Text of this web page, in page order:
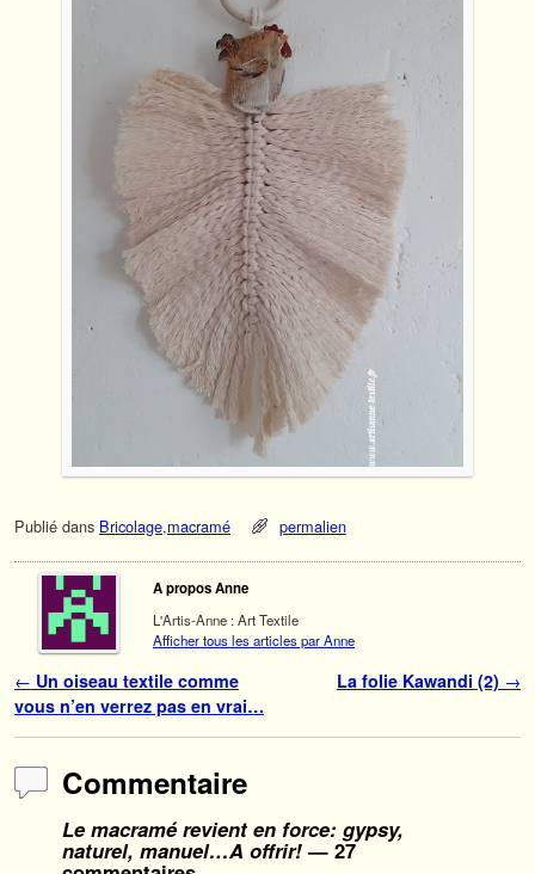
Publié dans Bricolage,macramé permalien
A propos Anne
L'Artis-Anne : Art Textile
Afficher tous les articles par Anne
Navigation des articles
← Un oiseau textile comme
vous n’en verrez pas en vrai…
La folie Kawandi (2) →
Commentaire
Le macramé revient en force: gypsy,
naturel, manuel…A offrir!— 27